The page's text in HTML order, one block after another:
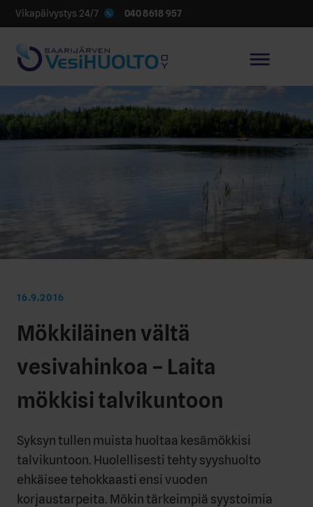
Vikapäivystys 24/7 040 8618 957
16.9.2016
Mökkiläinen vältä
vesivahinkoa – Laita
mökkisi talvikuntoon
Syksyn tullen muista huoltaa kesämökkisi
talvikuntoon. Huolellisesti tehty syyshuolto
ehkäisee tehokkaasti ensi vuoden
korjaustarpeita. Mökin tärkeimpiä syystoimia